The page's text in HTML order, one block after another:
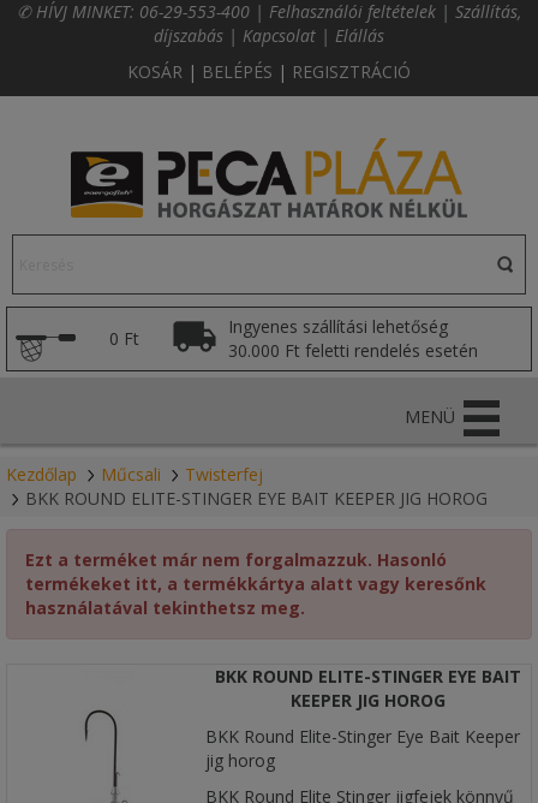
✆ HÍVJ MINKET: 06-29-553-400 | Felhasználói feltételek | Szállítás,
díjszabás | Kapcsolat | Elállás
KOSÁR | BELÉPÉS | REGISZTRÁCIÓ
0 Ft
Ingyenes szállítási lehetőség
30.000 Ft feletti rendelés esetén
MENÜ
Kezdőlap Műcsali
Twisterfej
BKK ROUND ELITE-STINGER EYE BAIT KEEPER JIG HOROG
Ezt a terméket már nem forgalmazzuk. Hasonló
termékeket itt, a termékkártya alatt vagy keresőnk
használatával tekinthetsz meg.
BKK ROUND ELITE-STINGER EYE BAIT
KEEPER JIG HOROG
BKK Round Elite-Stinger Eye Bait Keeper
jig horog
BKK Round Elite Stinger jigfejek könnyű